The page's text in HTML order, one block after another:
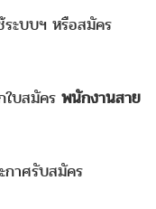
ระบบฯ หรือสมัคร
บสมัคร พนักงานสาย
กาศรับสมัคร